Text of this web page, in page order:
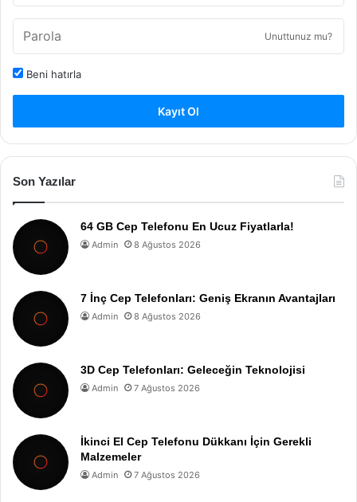
Unuttunuz mu?
Beni hatırla
Kayıt Ol
Son Yazılar
64 GB Cep Telefonu En Ucuz Fiyatlarla!
Admin 8 Ağustos 2026
7 İnç Cep Telefonları: Geniş Ekranın Avantajları
Admin 8 Ağustos 2026
3D Cep Telefonları: Geleceğin Teknolojisi
Admin 7 Ağustos 2026
İkinci El Cep Telefonu Dükkanı İçin Gerekli
Malzemeler
Admin 7 Ağustos 2026